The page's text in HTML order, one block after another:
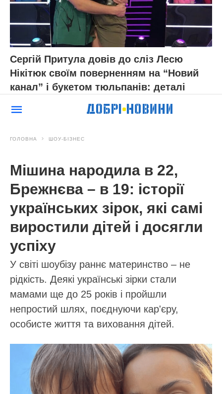
Сергій Притула довів до сліз Лесю
Нікітюк своїм поверненням на “Новий
канал” і букетом тюльпанів: деталі